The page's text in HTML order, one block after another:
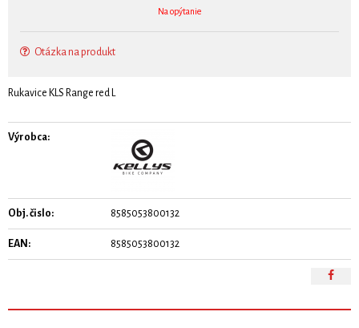
Na opýtanie
Otázka na produkt
Rukavice KLS Range red L
Výrobca:
Obj. čislo: 8585053800132
EAN: 8585053800132